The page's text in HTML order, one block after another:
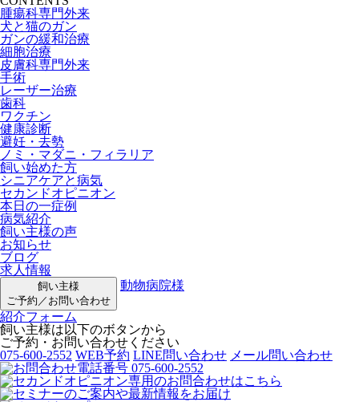
腫瘍科専門外来
犬と猫のガン
ガンの緩和治療
細胞治療
皮膚科専門外来
手術
レーザー治療
歯科
ワクチン
健康診断
避妊・去勢
ノミ・マダニ・フィラリア
飼い始めた方
シニアケアと病気
セカンドオピニオン
本日の一症例
病気紹介
飼い主様の声
お知らせ
ブログ
求人情報
飼い主様
ご予約／お問い合わせ
動物病院様
紹介フォーム
飼い主様は以下のボタンから
ご予約・お問い合わせください
075-600-2552 WEB予約 LINE問い合わせ メール問い合わせ